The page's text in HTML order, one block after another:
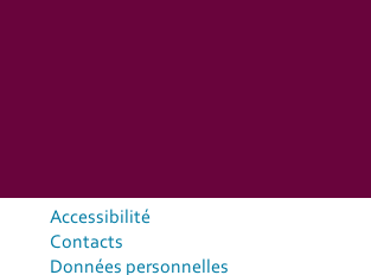
Accessibilité
Contacts
Données personnelles